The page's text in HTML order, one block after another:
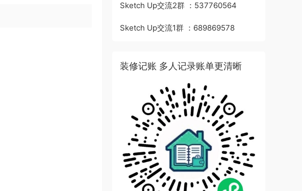
Sketch Up交流2群 ：537760564
Sketch Up交流1群 ：689869578
装修记账 多人记录账单更清晰